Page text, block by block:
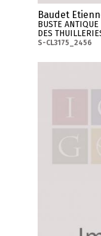
Baudet
BUSTE
DES
S-CL3175_2456